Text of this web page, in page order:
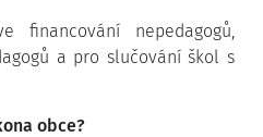
financování nepedagogů,
a pro slučování škol s
obce?